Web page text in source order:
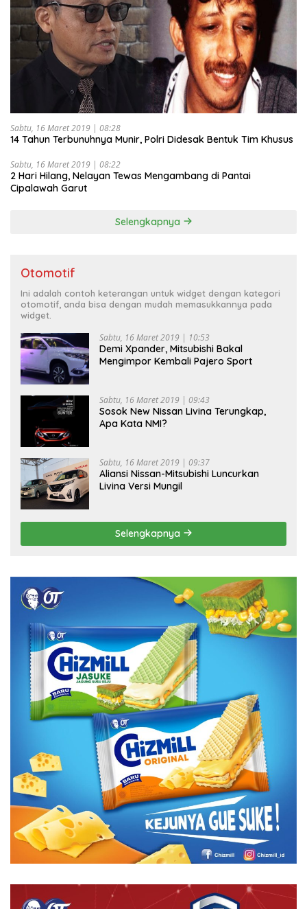
Sabtu, 16 Maret 2019 | 08:28
14 Tahun Terbunuhnya Munir, Polri Didesak Bentuk Tim Khusus
Sabtu, 16 Maret 2019 | 08:22
2 Hari Hilang, Nelayan Tewas Mengambang di Pantai
Cipalawah Garut
Selengkapnya
Otomotif
Ini adalah contoh keterangan untuk widget dengan kategori
otomotif, anda bisa dengan mudah memasukkannya pada
widget.
Sabtu, 16 Maret 2019 | 10:53
Demi Xpander, Mitsubishi Bakal
Mengimpor Kembali Pajero Sport
Sabtu, 16 Maret 2019 | 09:43
Sosok New Nissan Livina Terungkap,
Apa Kata NMI?
Sabtu, 16 Maret 2019 | 09:37
Aliansi Nissan-Mitsubishi Luncurkan
Livina Versi Mungil
Selengkapnya